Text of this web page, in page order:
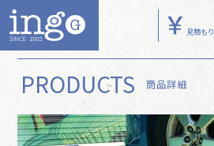
PRODUCTS
GUIDE
WORKS
NEWS
見積もり
PRODUCTS 商品詳細